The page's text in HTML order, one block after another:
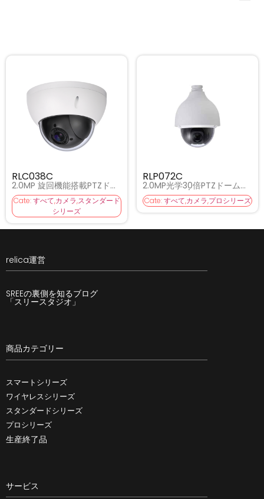
RLC038C
2.0MP 旋回機能搭載PTZドー
ム型防犯カメラ / RLC038C
Cate:すべて,カメラ,スタンダード
シリーズ
RLP072C
2.0MP光学30倍PTZドーム型
防犯カメラ / RLP072C
Cate:すべて,カメラ,プロシリーズ
relica運営
SREEの裏側を知るブログ
「スリースタジオ」
商品カテゴリー
スマートシリーズ
ワイヤレスシリーズ
スタンダードシリーズ
プロシリーズ
生産終了品
サービス